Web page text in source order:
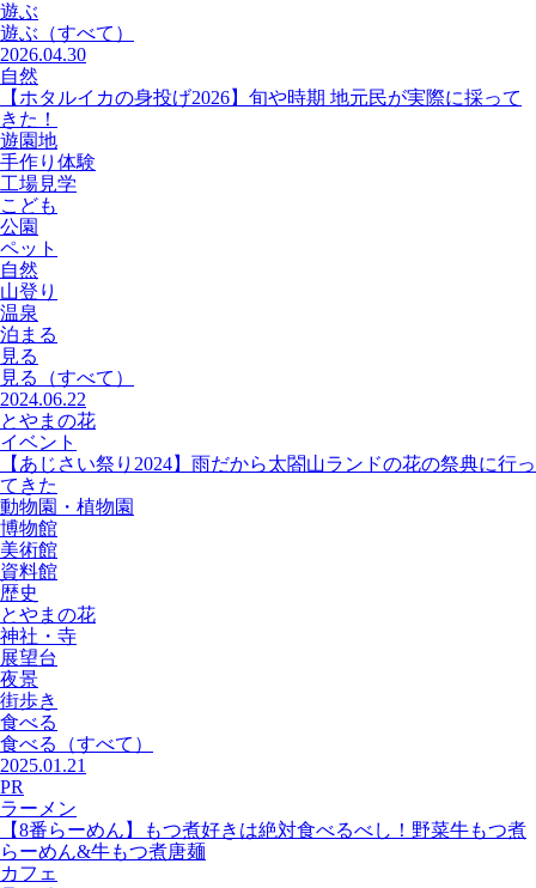
遊ぶ
遊ぶ （すべて）
2026.04.30
自然
【ホタルイカの身投げ2026】旬や時期 地元民が実際に採って
きた！
遊園地
手作り体験
工場見学
こども
公園
ペット
自然
山登り
温泉
泊まる
見る
見る
（すべて）
2024.06.22
とやまの花
イベント
【あじさい祭り2024】雨だから太閤山ランドの花の祭典に行っ
てきた
動物園・植物園
博物館
美術館
資料館
歴史
とやまの花
神社・寺
展望台
夜景
街歩き
食べる
食べる
（すべて）
2025.01.21
PR
ラーメン
【8番らーめん】もつ煮好きは絶対食べるべし！野菜牛もつ煮
らーめん&牛もつ煮唐麺
カフェ